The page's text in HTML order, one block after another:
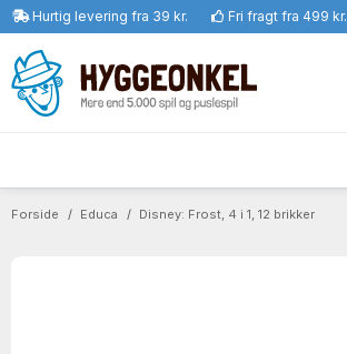
Hurtig levering fra 39 kr. Fri fragt fra 499 kr.
Forside Educa Disney: Frost, 4 i 1, 12 brikker